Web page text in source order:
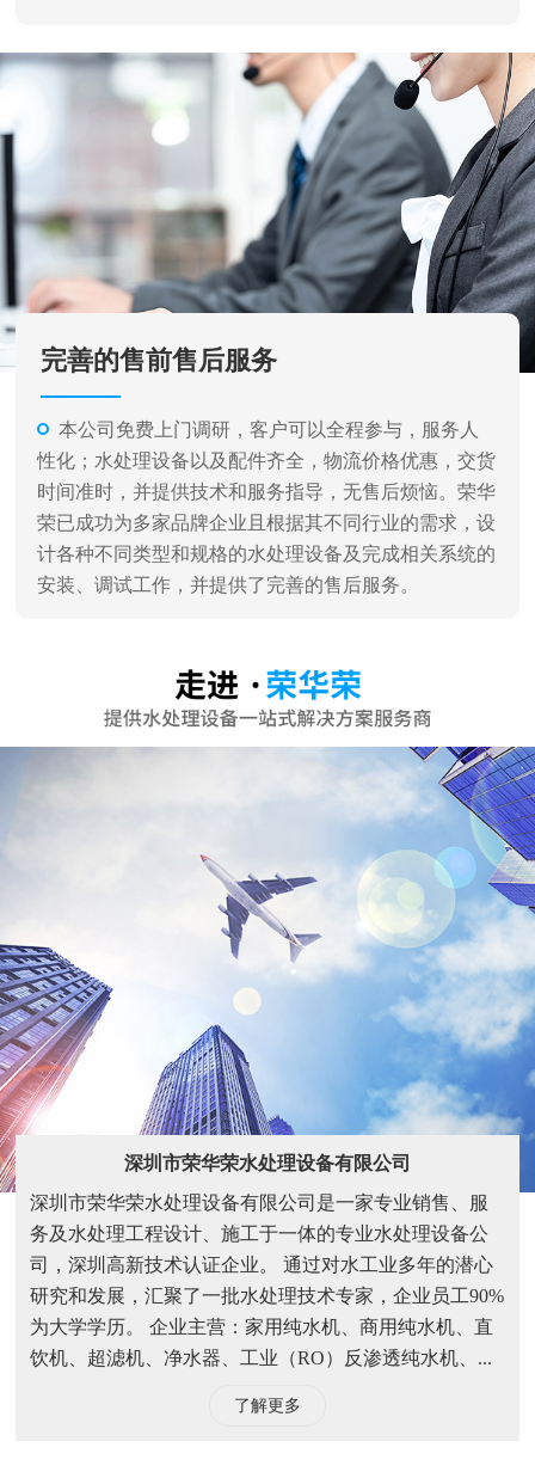
完善的售前售后服务
本公司免费上门调研，客户可以全程参与，服务人
性化；水处理设备以及配件齐全，物流价格优惠，交货
时间准时，并提供技术和服务指导，无售后烦恼。荣华
荣已成功为多家品牌企业且根据其不同行业的需求，设
计各种不同类型和规格的水处理设备及完成相关系统的
深圳市荣华荣水处理设备有限公司
深圳市荣华荣水处理设备有限公司是一家专业销售、服
务及水处理工程设计、施工于一体的专业水处理设备公
司，深圳高新技术认证企业。 通过对水工业多年的潜心
研究和发展，汇聚了一批水处理技术专家，企业员工90%
为大学学历。 企业主营：家用纯水机、商用纯水机、直
饮机、超滤机、净水器、工业（RO）反渗透纯水机、...